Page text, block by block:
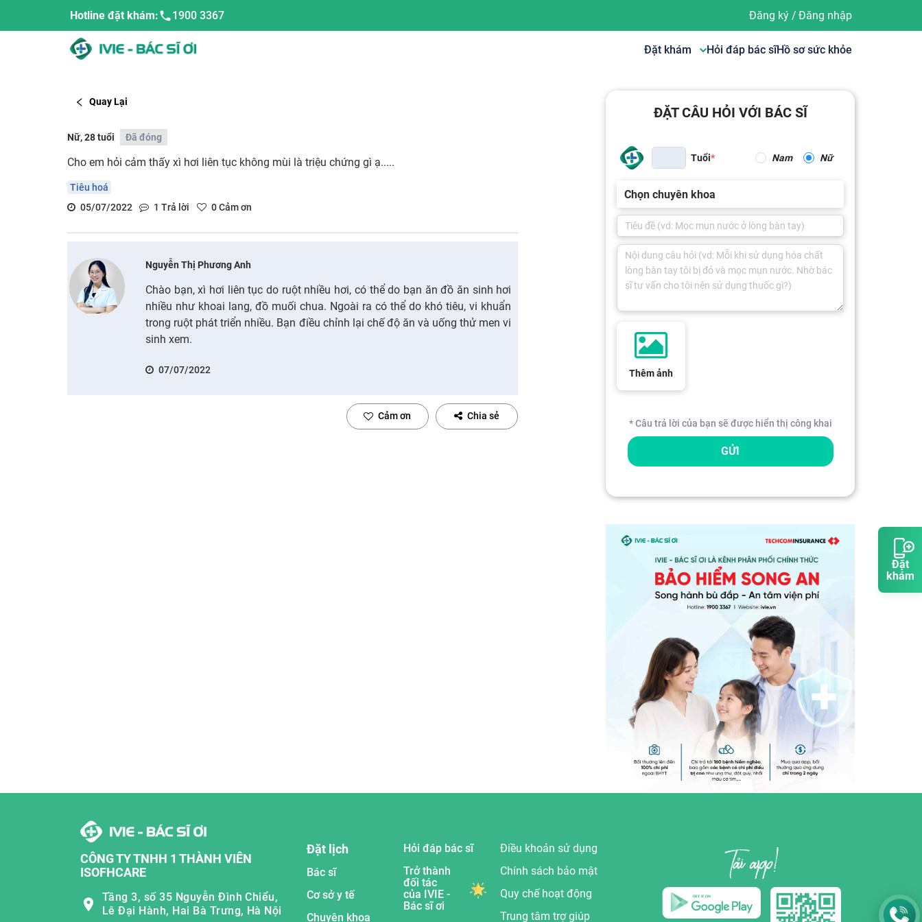
Đặt
khám
Hotline đặt khám: 1900 3367 Đăng ký/ Đăng nhập
Đặt khám Hỏi đáp bác sĩHồ sơ sức khỏe
Quay Lại
Nữ, 28 tuổi Đã đóng
Cho em hỏi cảm thấy xì hơi liên tục không mùi là triệu chứng gì ạ.....
Tiêu hoá
05/07/2022
1 Trả lời 0Cảm ơn
Nguyễn Thị Phương Anh
Chào bạn, xì hơi liên tục do ruột nhiều hơi, có thể do bạn ăn đồ ăn sinh hơi
nhiều như khoai lang, đồ muối chua. Ngoài ra có thể do khó tiêu, vi khuẩn
trong ruột phát triển nhiều. Bạn điều chỉnh lại chế độ ăn và uống thử men vi
sinh xem.
07/07/2022
Cảm ơn Chia sẻ
ĐẶT CÂU HỎI VỚI BÁC SĨ
Tuổi Nam Nữ
Chọn chuyên khoa
Thêm ảnh
* Câu trả lời của bạn sẽ được hiển thị công khai
GỬI
CÔNG TY TNHH 1 THÀNH VIÊN
ISOFHCARE
Tầng 3, số 35 Nguyễn Đình Chiểu,
Lê Đại Hành, Hai Bà Trưng, Hà Nội
Đặt lịch
Bác sĩ
Cơ sở y tế
Chuyên khoa
Hỏi đáp bác sĩ
Trở thành
đối tác
của IVIE -
Bác sĩ ơi
Điều khoản sử dụng
Chính sách bảo mật
Quy chế hoạt động
Trung tâm trợ giúp